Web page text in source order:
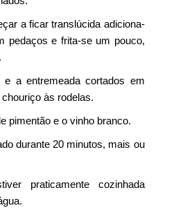
a ficar translúcida adiciona-
pedaços e frita-se um pouco,
e a entremeada cortados em
às rodelas.
pimentão e o vinho branco.
durante 20 minutos, mais ou
praticamente cozinhada